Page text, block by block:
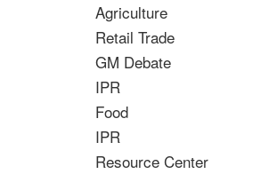
Agriculture
Retail Trade
GM Debate
IPR
Food
IPR
Resource Center